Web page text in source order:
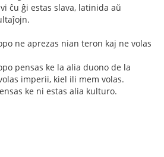
ĉu ĝi estas slava, latinida aŭ
ne aprezas nian teron kaj ne volas
pensas ke la alia duono de la
imperii, kiel ili mem volas.
ke ni estas alia kulturo.